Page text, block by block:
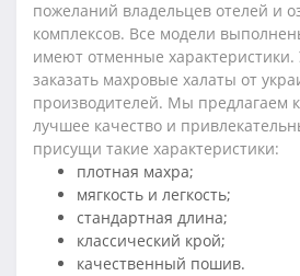
пожеланий владельцев отелей и
комплексов. Все модели
имеют отменные
заказать махровые халаты от
производителей. Мы предлагаем
лучшее качество и
присущи такие характеристики:
плотная махра;
мягкость и легкость;
стандартная длина;
классический крой;
качественный пошив.